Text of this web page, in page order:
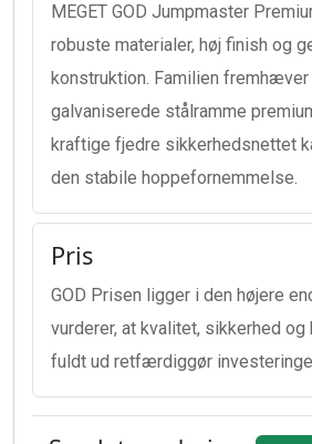
MEGET GOD Jumpmaster
robuste materialer, høj finish og
konstruktion. Familien
galvaniserede stålramme
kraftige fjedre sikkerhedsnettet
den stabile hoppefornemmelse.
Pris
GOD Prisen ligger i den højere
vurderer, at kvalitet, sikkerhed
fuldt ud retfærdiggør